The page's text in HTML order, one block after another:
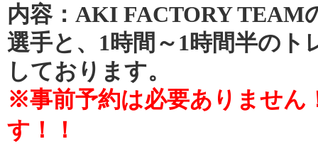
内容：AKI FACTORY TEAM
選手と、1時間～1時間半のト
しております。
※事前予約は必要ありません
す！！